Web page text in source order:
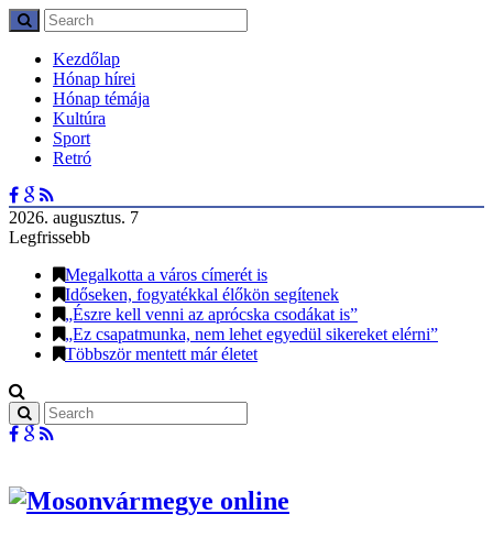
Kezdőlap
Hónap hírei
Hónap témája
Kultúra
Sport
Retró
2026. augusztus. 7
Legfrissebb
Megalkotta a város címerét is
Időseken, fogyatékkal élőkön segítenek
„Észre kell venni az aprócska csodákat is”
„Ez csapatmunka, nem lehet egyedül sikereket elérni”
Többször mentett már életet